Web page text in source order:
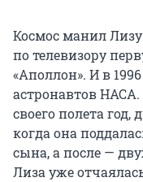
Космос манил Лизу
по телевизору
«Аполлон». И в
астронавтов
своего полета год,
когда она
сына, а после —
Лиза уже